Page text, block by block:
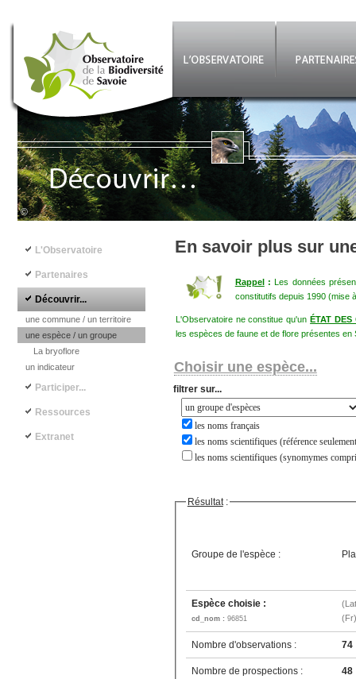
Aller au contenu principal
©
En savoir plus sur
Rappel:Les données
constitutifs depuis 1990 (mise
L'Observatoire ne constitue qu'unÉTAT DES
les espèces de faune et de flore présentes en
Choisir une espèce...
filtrer sur...
les noms français
les noms scientifiques (référence
les noms scientifiques (synomymes
Résultat:
Groupe de l'espèce :
Espèce choisie :
cd_nom : 96851
Nombre d'observations : 74
Nombre de prospections : 48
Navigation principale
L'Observatoire
Partenaires
Découvrir...
une commune / un territoire
une espèce / un groupe
La bryoflore
un indicateur
Participer...
Ressources
Extranet